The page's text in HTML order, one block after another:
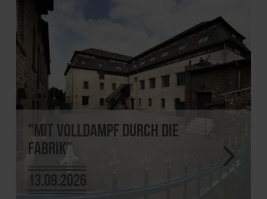
"Mit Volldampf durch die
Fabrik"
13.09.2026